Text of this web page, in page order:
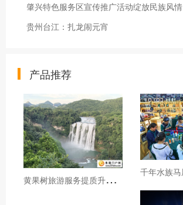
肇兴特色服务区宣传推广活动绽放民族风情
贵州台江：扎龙闹元宵
产品推荐
黄
果树旅游服务提质升级暖心护航游客行程